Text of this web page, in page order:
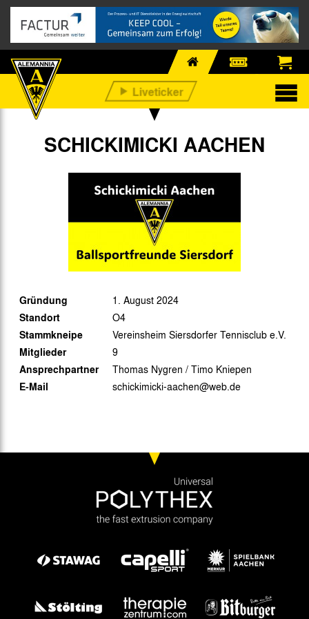
SCHICKIMICKI AACHEN
Gründung 1. August 2024
Standort O4
Stammkneipe Vereinsheim Siersdorfer Tennisclub e.V.
Mitglieder 9
Ansprechpartner Thomas Nygren / Timo Kniepen
E-Mail schickimicki-aachen@web.de